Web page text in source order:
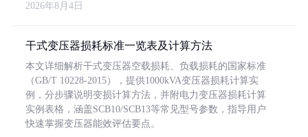
2026年8月4日
干式变压器损耗标准一览表及计算方法
本文详细解析干式变压器空载损耗、负载损耗的国家标准
（GB/T 10228-2015），提供1000kVA变压器损耗计算实
例，分步骤说明变损计算方法，并附电力变压器损耗计算
实例表格，涵盖SCB10/SCB13等常见型号参数，指导用户
快速掌握变压器能效评估要点。